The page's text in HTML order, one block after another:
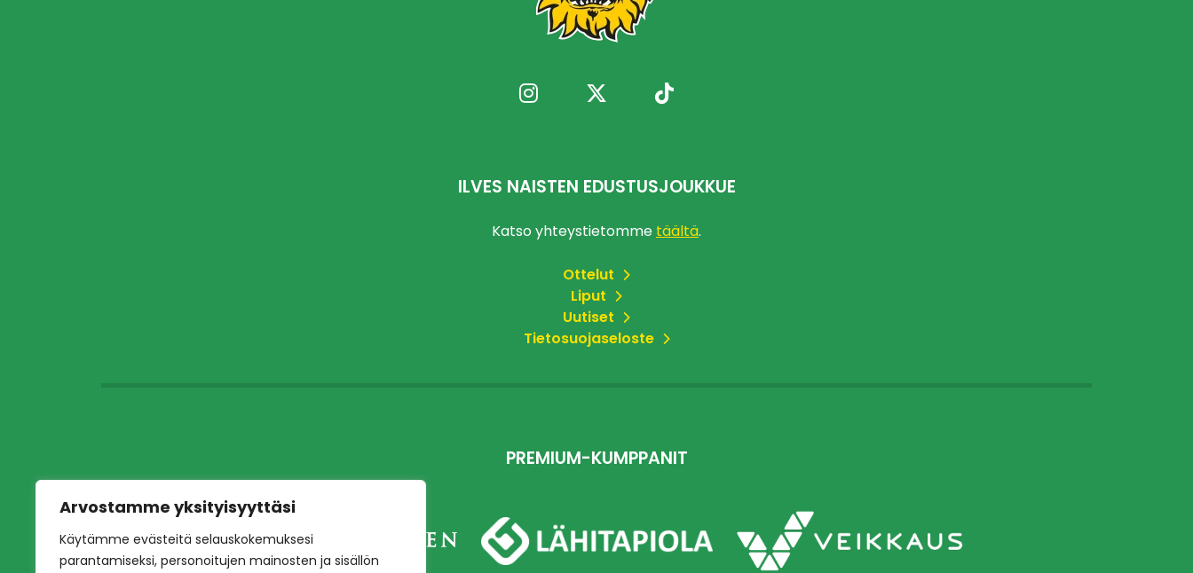
Arvostamme yksityisyyttäsi
Käytämme evästeitä selauskokemuksesi
parantamiseksi, personoitujen mainosten ja sisällön
ILVES NAISTEN EDUSTUSJOUKKUE
Katso yhteystietomme täältä.
Ottelut
Liput
Uutiset
Tietosuojaseloste
PREMIUM-KUMPPANIT